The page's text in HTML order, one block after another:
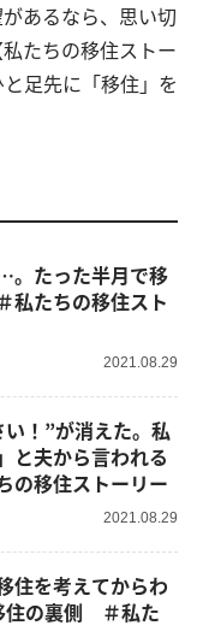
あるなら、思い切
たちの移住ストー
足先に「移住」を
。たった半月で移
私たちの移住スト
2021.08.29
！”が消えた。私
と夫から言われる
の移住ストーリー
2021.08.29
住を考えてからわ
住の裏側 ＃私た